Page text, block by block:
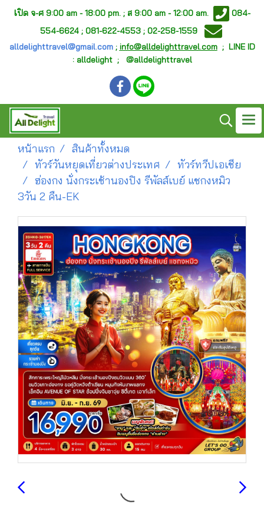
เปิด จ-ศ 9:00 am - 18:00 pm. ; ส 9:00 am - 12:00 am.
084-
554-6624 ; 081-622-4553 ; 02-258-1559
alldelighttravel@gmail.com; info@alldelighttravel.com; LINE ID
: alldelight ; @alldelighttravel
หน้าแรก
สินค้าทั้งหมด
ทัวร์วันหยุดเที่ยวต่างประเทศ
ทัวร์ทวีปเอเชีย
ฮ่องกง นั่งกระเช้านองปิง รีพัลส์เบย์ แชกงหมิว
3วัน 2 คืน-EK